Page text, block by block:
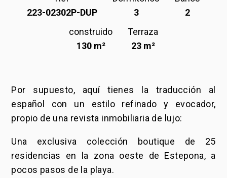
223-02302P-DUP
3
2
construido
130 m²
Terraza
23 m²
Por supuesto, aquí tienes la traducción al
español con un estilo refinado y evocador,
propio de una revista inmobiliaria de lujo:
Una exclusiva colección boutique de 25
residencias en la zona oeste de Estepona, a
pocos pasos de la playa.